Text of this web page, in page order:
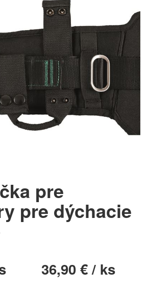
pre
pre dýchacie
36,90 € / ks